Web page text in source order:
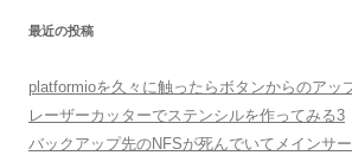
最近の投稿
platformioを久々に触ったらボタンからのアッ
レーザーカッターでステンシルを作ってみる3
バックアップ先のNFSが死んでいてメインサ